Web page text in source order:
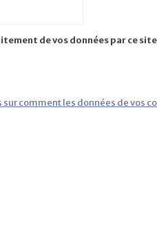
de vos données par ce
sur comment les données de vos